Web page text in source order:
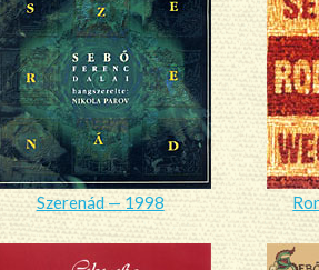
Szerenád — 1998